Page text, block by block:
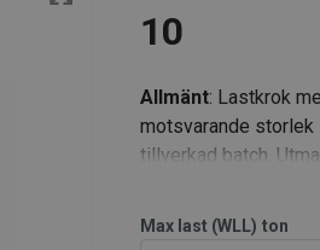
10
Allmänt: Lastkrok
motsvarande storlek
tillverkad batch.
Max last (WLL) ton